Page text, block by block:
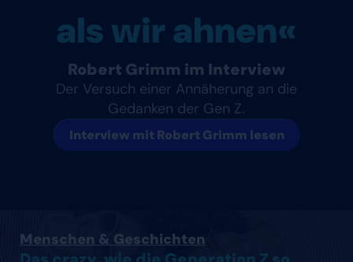
als wir ahnen«
Robert Grimm im Interview
Der Versuch einer Annäherung an die
Gedanken der Gen Z.
Interview mit Robert Grimm lesen
Menschen & Geschichten